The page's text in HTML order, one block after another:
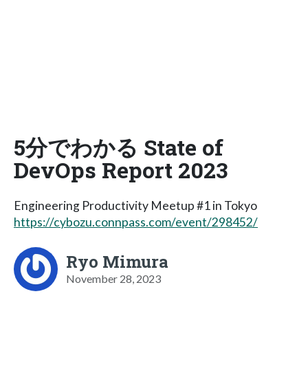
5分でわかる State of
DevOps Report 2023
Engineering Productivity Meetup #1 in Tokyo
https://cybozu.connpass.com/event/298452/
Ryo Mimura
November 28, 2023